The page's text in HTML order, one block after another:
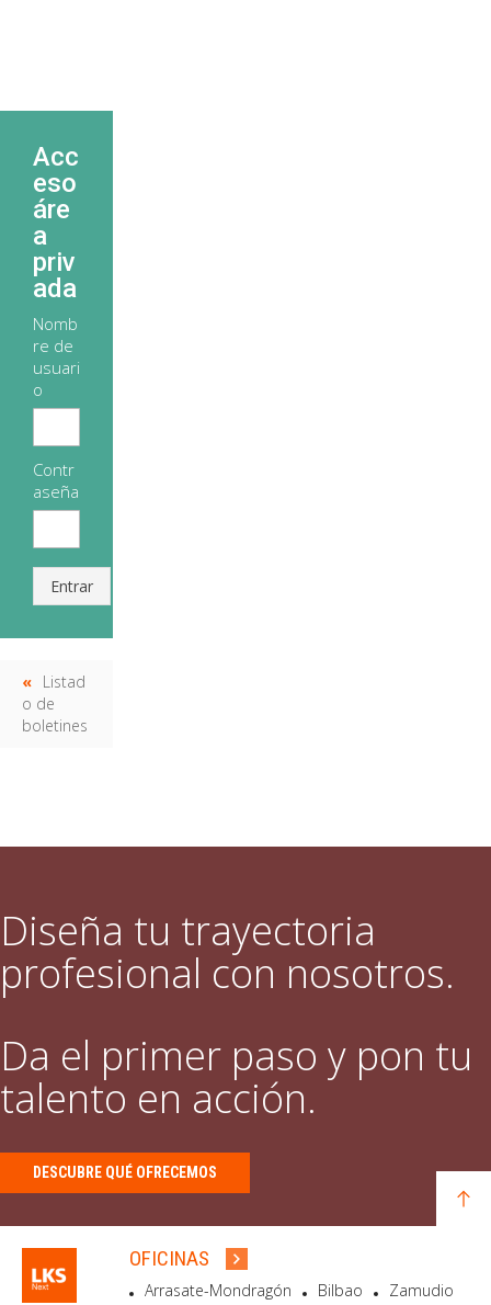
Acc
eso
áre
a
priv
ada
Nomb
re de
usuari
o
Contr
aseña
Entrar
Listad
o de
boletines
Diseña tu trayectoria
profesional con nosotros.
Da el primer paso y pon tu
talento en acción.
DESCUBRE QUÉ OFRECEMOS
OFICINAS
Arrasate-Mondragón Bilbao
Zamudio